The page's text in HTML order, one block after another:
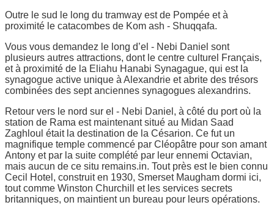
Outre le sud le long du tramway est de Pompée et à
proximité le catacombes de Kom ash - Shuqqafa.
Vous vous demandez le long d’el - Nebi Daniel sont
plusieurs autres attractions, dont le centre culturel Français,
et à proximité de la Eliahu Hanabi Synagague, qui est la
synagogue active unique à Alexandrie et abrite des trésors
combinées des sept anciennes synagogues alexandrins.
Retour vers le nord sur el - Nebi Daniel, à côté du port où la
station de Rama est maintenant situé au Midan Saad
Zaghloul était la destination de la Césarion. Ce fut un
magnifique temple commencé par Cléopâtre pour son amant
Antony et par la suite complété par leur ennemi Octavian,
mais aucun de ce situ remains.in. Tout près est le bien connu
Cecil Hotel, construit en 1930, Smerset Maugham dormi ici,
tout comme Winston Churchill et les services secrets
britanniques, on maintient un bureau pour leurs opérations.